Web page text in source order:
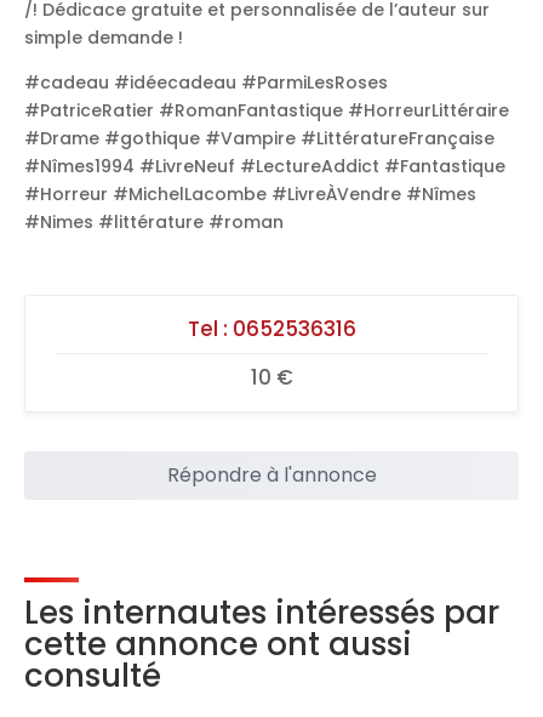
/! Dédicace gratuite et personnalisée de l’auteur sur
simple demande !
#cadeau #idéecadeau #ParmiLesRoses
#PatriceRatier #RomanFantastique #HorreurLittéraire
#Drame #gothique #Vampire #LittératureFrançaise
#Nîmes1994 #LivreNeuf #LectureAddict #Fantastique
#Horreur #MichelLacombe #LivreÀVendre #Nîmes
#Nimes #littérature #roman
Tel : 0652536316
10 €
Répondre à l'annonce
Les internautes intéressés par
cette annonce ont aussi
consulté